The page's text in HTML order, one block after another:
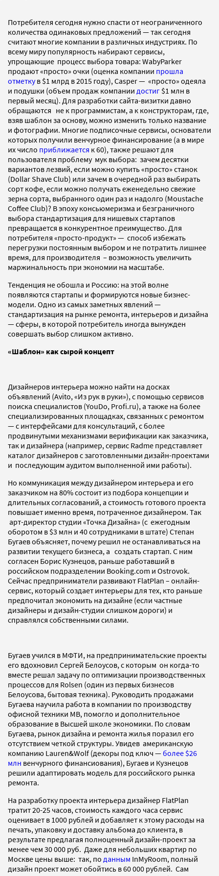
Потребителя сегодня нужно спасти от неограниченного
количества одинаковых предложений — так сегодня
считают многие компании в различных индустриях. По
всему миру популярность набирают сервисы,
упрощающие процесс выбора товара: WabyParker
продают «просто» очки (оценка компании прошла
отметкув $1 млрд в 2015 году), Casper — «просто» одеяла
и подушки (объем продаж компании достиг $1 млн в
первый месяц). Для разработки сайта-визитки давно
обращаются не к программистам, а к конструкторам, где,
взяв шаблон за основу, можно изменить только название
и фотографии. Многие подписочные сервисы, основатели
которых получили венчурное финансирование (а в мире
их число приближается к 60), также решают для
пользователя проблему мук выбора: зачем десятки
вариантов лезвий, если можно купить «просто» станок
(Dollar Shave Club) или зачем в очередной раз выбирать
сорт кофе, если можно получать еженедельно свежие
зерна сорта, выбранного один раз и надолго (Moustache
Coffee Club)? В эпоху консьюмеризма и безграничного
выбора стандартизация для нишевых стартапов
превращается в конкурентное преимущество. Для
потребителя «просто-продукт» — способ избежать
перегрузки постоянным выбором и не потратить лишнее
время, для производителя – возможность увеличить
маржинальность при экономии на масштабе.
Тенденция не обошла и Россию: на этой волне
появляются стартапы и формируются новые бизнес-
модели. Одно из самых заметных явлений —
стандартизация на рынке ремонта, интерьеров и дизайна
— сферы, в которой потребитель иногда вынужден
совершать выбор слишком активно.
«Шаблон» как сырой концепт
Дизайнеров интерьера можно найти на досках
объявлений (Avito, «Из рук в руки»), с помощью сервисов
поиска специалистов (YouDo, Profi.ru), а также на более
специализированных площадках, связанных с ремонтом
— с интерфейсами для консультаций, с более
продвинутыми механизмами верификации как заказчика,
так и дизайнера (например, сервис Radme представляет
каталог дизайнеров с заготовленными дизайн-проектами
и последующим аудитом выполненной ими работы).
Но коммуникация между дизайнером интерьера и его
заказчиком на 80% состоит из подбора концепции и
длительных согласований, а стоимость готового проекта
повышает именно время, потраченное дизайнером. Так
арт-директор студии «Точка Дизайна» (с ежегодным
оборотом в $3 млн и 40 cотрудниками в штате) Степан
Бугаев объясняет, почему решил не останавливаться на
развитии текущего бизнеса, а создать стартап. С ним
согласен Борис Кузнецов, раньше работавший в
российском подразделении Booking.com и Ostrovok.
Сейчас предприниматели развивают FlatPlan – онлайн-
сервис, который создает интерьеры для тех, кто раньше
предпочитал экономить на дизайне (если частные
дизайнеры и дизайн-студии слишком дороги) и
справлялся собственными силами.
Бугаев учился в МФТИ, на предпринимательские проекты
его вдохновил Сергей Белоусов, с которым он когда-то
вместе решал задачу по оптимизации производственных
процессов для Rolsen (один из первых бизнесов
Белоусова, бытовая техника). Руководить продажами
Бугаева научила работа в компании по производству
офисной техники МВ, помогло и дополнительное
образование в Высшей школе экономики. По словам
Бугаева, рынок дизайна и ремонта жилья поразил его
отсутствием четкой структуры. Увидев американскую
компанию Lauren&Wolf (декоры под ключ —более $26
млн венчурного финансиования), Бугаев и Кузнецов
решили адаптировать модель для российского рынка
ремонта.
На разработку проекта интерьера дизайнер FlatPlan
тратит 20-25 часов, стоимость каждого часа сервис
оценивает в 1000 рублей и добавляет к этому расходы на
печать, упаковку и доставку альбома до клиента, в
результате предлагая полноценный дизайн-проект за
менее чем 30 000 руб. Даже для небольших квартир по
Москве цены выше: так, по данным InMyRoom, полный
дизайн проект может обойтись в 60 000 рублей. Сам